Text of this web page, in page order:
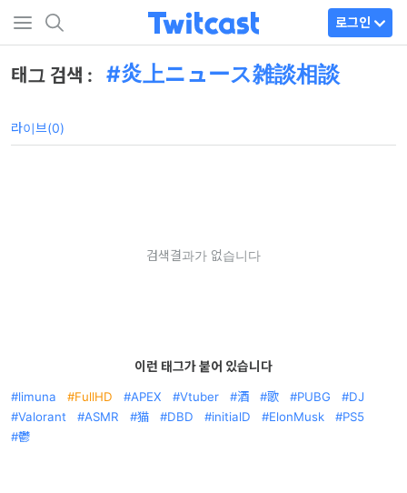
로그인
태그 검색 : 炎上ニュース雑談相談
라이브(0)
검색결과가 없습니다
이런 태그가 붙어 있습니다
limuna FullHD APEX Vtuber 酒 歌 PUBG
DJ
Valorant
ASMR 猫 DBD initialD ElonMusk
PS5
鬱